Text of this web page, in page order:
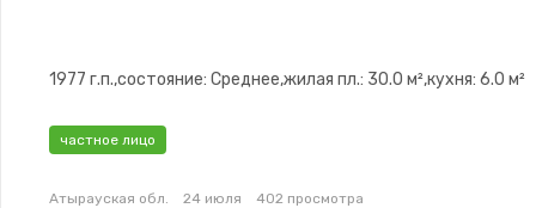
1977 г.п.,состояние: Среднее,жилая пл.: 30.0 м²,кухня: 6.0 м²
частное лицо
Атырауская обл. 24 июля 402 просмотра